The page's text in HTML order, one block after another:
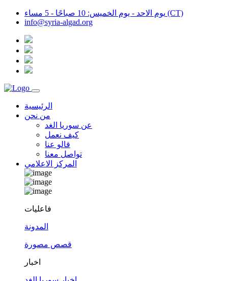
يوم الاحد - يوم الخميس: 10 صباحًا - 5 مساء (CT)
info@syria-algad.org
الرئيسية
من نحن
عن سوريا الغد
كيف نعمل
قالو عنا
تواصل معنا
المركز الاعلامي
فاعليات
المدونة
قصص مصورة
اخبار